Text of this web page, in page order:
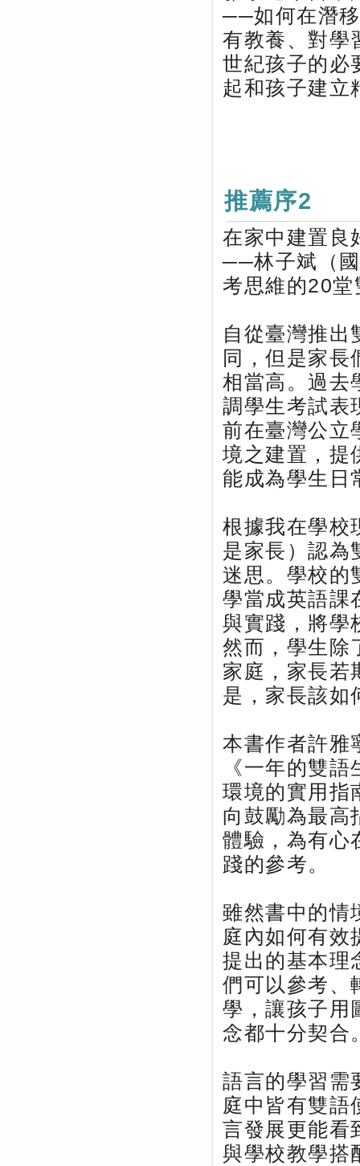
──如何在潛
有教養、對學
世紀孩子的必
起和孩子建立
推薦序2
在家中建置良
──林子斌（
考思維的20
自從臺灣推出
同，但是家
相當高。過去
調學生考試表
前在臺灣公立
境之建置，提
能成為學生日
根據我在學校
是家長）認為
迷思。學校的
學當成英語課
與實踐，將學
然而，學生除
家庭，家長若
是，家長該如
本書作者許雅
《一年的雙
環境的實用指
向鼓勵為最高
體驗，為有心
踐的參考。
雖然書中的情
庭內如何有效
提出的基本理
們可以參考、
學，讓孩子用
念都十分契合
語言的學習需
庭中皆有雙語
言發展更能看
與學校教學搭